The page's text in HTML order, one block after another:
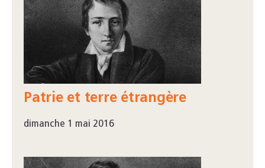
Patrie et terre étrangère
dimanche 1 mai 2016